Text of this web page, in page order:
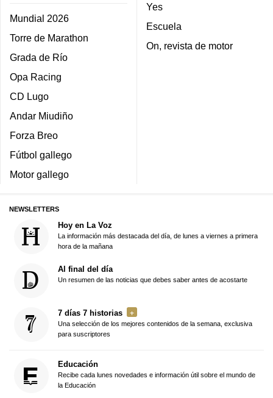
Mundial 2026
Torre de Marathon
Grada de Río
Opa Racing
CD Lugo
Andar Miudiño
Forza Breo
Fútbol gallego
Motor gallego
Yes
Escuela
On, revista de motor
NEWSLETTERS
Hoy en La Voz
La información más destacada del día, de lunes a viernes a primera
hora de la mañana
Al final del día
Un resumen de las noticias que debes saber antes de acostarte
7 días 7 historias
Una selección de los mejores contenidos de la semana, exclusiva
para suscriptores
Educación
Recibe cada lunes novedades e información útil sobre el mundo de
la Educación